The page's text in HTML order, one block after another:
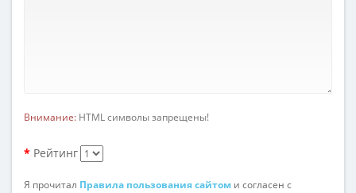
Внимание: HTML символы запрещены!
Рейтинг
Я прочитал Правила пользования сайтом и согласен с